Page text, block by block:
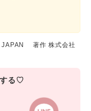
JAPAN 著作 株式会社
る♡